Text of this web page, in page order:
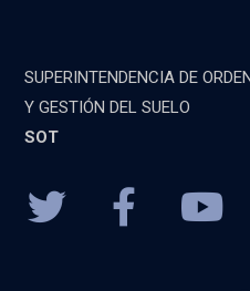
SUPERINTENDENCIA DE
Y GESTIÓN DEL SUELO
SOT